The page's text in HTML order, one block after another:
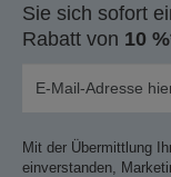
Sie sich sofort
Rabatt von 10
Mit der Übermittlung
einverstanden,